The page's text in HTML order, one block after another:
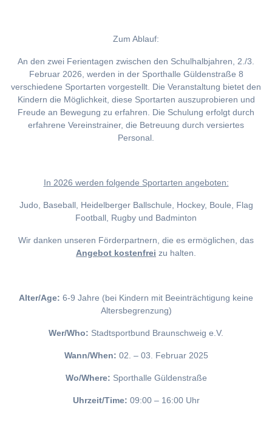
Zum Ablauf:
An den zwei Ferientagen zwischen den Schulhalbjahren, 2./3.
Februar 2026, werden in der Sporthalle Güldenstraße 8
verschiedene Sportarten vorgestellt. Die Veranstaltung bietet den
Kindern die Möglichkeit, diese Sportarten auszuprobieren und
Freude an Bewegung zu erfahren. Die Schulung erfolgt durch
erfahrene Vereinstrainer, die Betreuung durch versiertes
Personal.
In 2026 werden folgende Sportarten angeboten:
Judo, Baseball, Heidelberger Ballschule, Hockey, Boule, Flag
Football, Rugby und Badminton
Wir danken unseren Förderpartnern, die es ermöglichen, das
Angebot kostenfrei zu halten.
Alter/Age: 6-9 Jahre (bei Kindern mit Beeinträchtigung keine
Altersbegrenzung)
Wer/Who: Stadtsportbund Braunschweig e.V.
Wann/When: 02. – 03. Februar 2025
Wo/Where: Sporthalle Güldenstraße
Uhrzeit/Time: 09:00 – 16:00 Uhr